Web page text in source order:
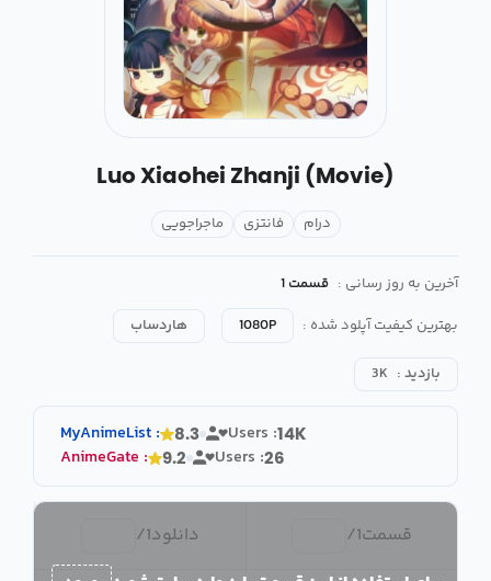
Luo Xiaohei Zhanji (Movie)
درام فانتزی ماجراجویی
آخرین به روز رسانی : قسمت 1
بهترین کیفیت آپلود شده :
1080P هاردساب
بازدید : 3K
MyAnimeList : 8.3 Users :14K
AnimeGate : 9.2 Users :26
قسمت1
/ دانلود1
/